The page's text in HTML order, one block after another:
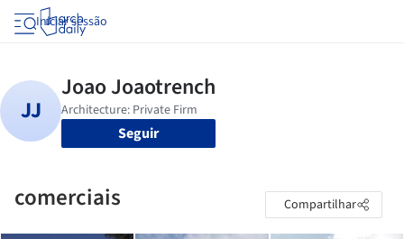
Iniciar sessão
Seguir
comerciais Compartilhar